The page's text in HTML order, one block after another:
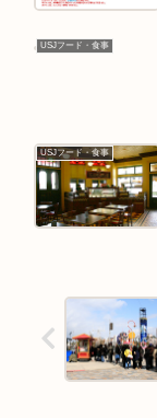
USJフード・食事
USJフード・食事